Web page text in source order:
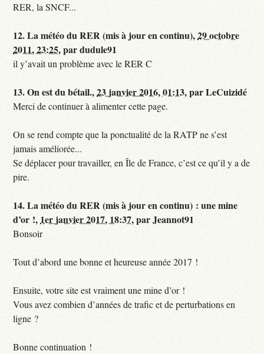
RER, la SNCF...
12.La météo du RER (mis à jour en continu),29 octobre
2011, 23:25,pardudule91
il y’avait un problème avec le RER C
13.On est du bétail.,23 janvier 2016, 01:13,parLeCuizidé
Merci de continuer à alimenter cette page.
On se rend compte que la ponctualité de la RATP ne s’est
jamais améliorée...
Se déplacer pour travailler, en Île de France, c’est ce qu’il y a de
pire.
14.La météo du RER (mis à jour en continu) : une mine
d’or !, 1er janvier 2017, 18:37,parJeannot91
Bonsoir
Tout d’abord une bonne et heureuse année 2017 !
Ensuite, votre site est vraiment une mine d’or !
Vous avez combien d’années de trafic et de perturbations en
ligne ?
Bonne continuation !